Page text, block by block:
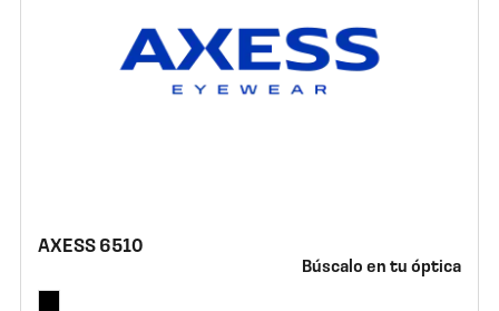
AXESS 6510
Búscalo en tu óptica